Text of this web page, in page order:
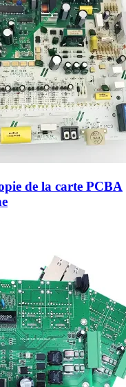
de la carte PCBA